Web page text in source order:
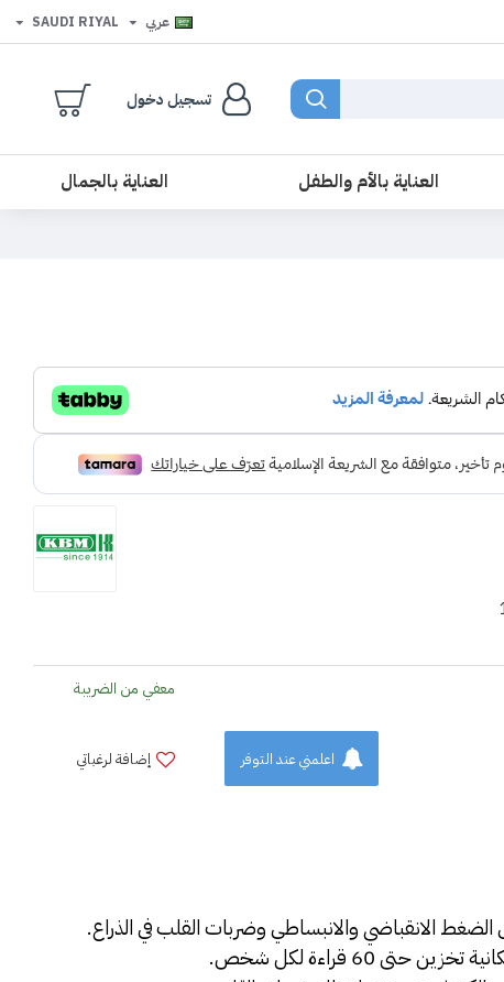
عربي SAUDI RIYAL
تسجيل دخول
العناية بالأم والطفل
العناية بالجمال
معفي من الضريبة
اعلمني عند التوفر إضافة لرغباتي
60 قراءة لكل شخص.